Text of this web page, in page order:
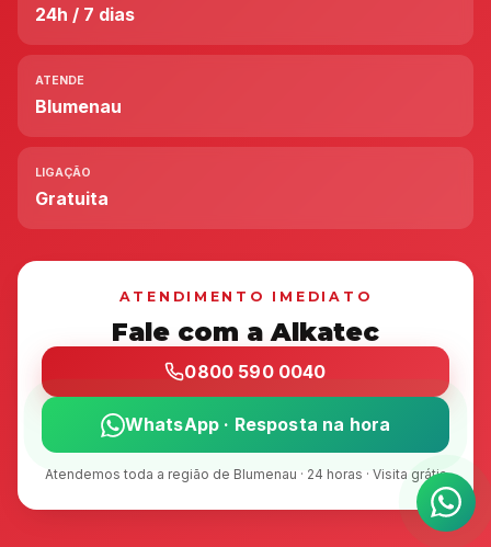
24h / 7 dias
ATENDE
Blumenau
LIGAÇÃO
Gratuita
ATENDIMENTO IMEDIATO
Fale com a Alkatec
0800 590 0040
WhatsApp · Resposta na hora
Atendemos toda a região de Blumenau · 24 horas · Visita grátis